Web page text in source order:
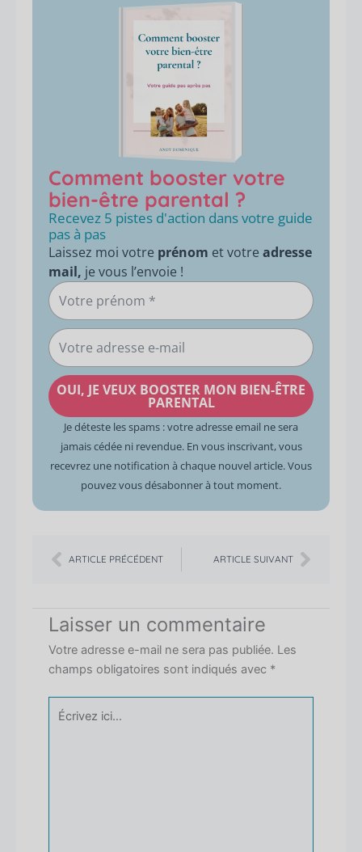
Comment booster votre
bien-être parental ?
Recevez 5 pistes d'action dans votre guide
pas à pas
Laissez moi votre prénom et votre adresse
mail, je vous l’envoie !
Votre
prénom
Votre
adresse
e-
mail
OUI, JE VEUX BOOSTER MON BIEN-ÊTRE
PARENTAL
Je déteste les spams : votre adresse email ne sera
jamais cédée ni revendue. En vous inscrivant, vous
recevrez une notification à chaque nouvel article. Vous
pouvez vous désabonner à tout moment.
ARTICLE PRÉCÉDENT ARTICLE SUIVANT
Laisser un commentaire
Votre adresse e-mail ne sera pas publiée. Les
champs obligatoires sont indiqués avec *
Écrivez
ici…